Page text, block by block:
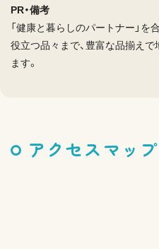
PR・備考
「健康と暮らしのパートナー」を
役立つ品々まで、豊富な品揃え
ます。
アクセスマップ